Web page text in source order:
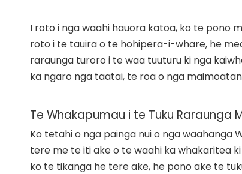
I roto i nga waahi hauora katoa, ko te pono
roto i te tauira o te hohipera-i-whare, he
raraunga turoro i te waa tuuturu ki nga
ka ngaro nga taatai, te roa o nga
Te Whakapumau i te Tuku Raraunga
Ko tetahi o nga painga nui o nga waahanga
tere me te iti ake o te waahi ka whakaritea
ko te tikanga he tere ake, he pono ake te